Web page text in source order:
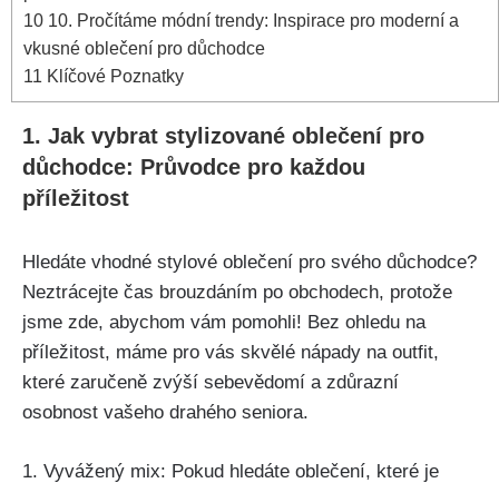
10 10. Pročítáme ⁢módní ​trendy: Inspirace pro moderní a
⁣vkusné oblečení pro důchodce
11 Klíčové ⁢Poznatky
1. Jak vybrat stylizované ‌oblečení pro
důchodce: Průvodce​ pro každou
příležitost
Hledáte vhodné stylové oblečení pro‍ svého důchodce?⁢
Neztrácejte⁢ čas‍ brouzdáním po obchodech, protože
jsme zde, abychom ⁣vám ⁣pomohli! Bez ohledu na
příležitost, máme ‌pro vás‌ skvělé nápady na‍ outfit,
které zaručeně zvýší sebevědomí a zdůrazní
osobnost vašeho ​drahého seniora.
1. Vyvážený mix: Pokud hledáte oblečení, které je